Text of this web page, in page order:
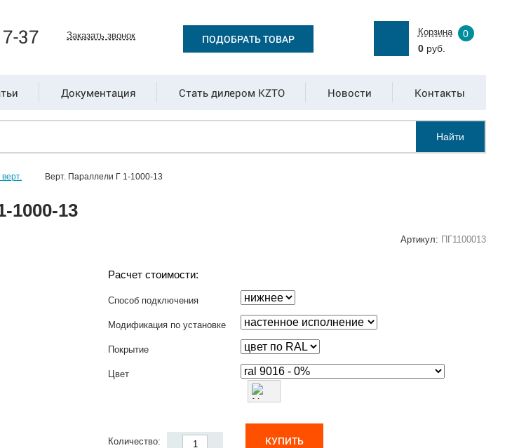
37 Заказать звонок ПОДОБРАТЬ ТОВАР
Корзина
0
0руб.
Документация Стать дилером KZTO Новости Контакты
Найти
Верт. Параллели Г 1-1000-13
1000-13
Артикул: ПГ1100013
Расчет стоимости:
Способ подключения
Модификация по установке
Покрытие
Цвет
Количество: КУПИТЬ